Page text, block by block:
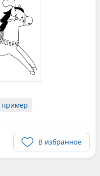
пример
В избранное